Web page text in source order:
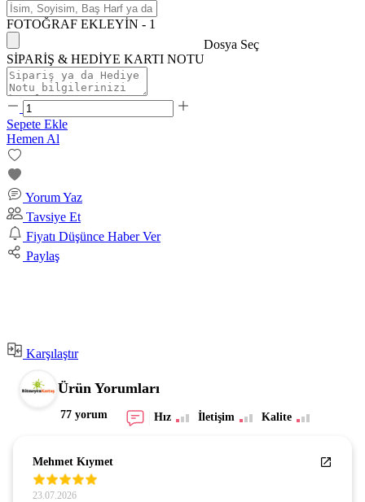
FOTOĞRAF EKLEYİN - 1
Dosya Seç
SİPARİŞ & HEDİYE KARTI NOTU
Sepete Ekle
Hemen Al
Yorum Yaz
Tavsiye Et
Fiyatı Düşünce Haber Ver
Paylaş
Karşılaştır
Ürün Yorumları
77 yorum Hız İletişim Kalite
Mehmet Kıymet
23.07.2026